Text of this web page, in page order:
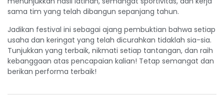
sama tim yang telah dibangun sepanjang tahun.
Jadikan festival ini sebagai ajang pembuktian bahwa setiap
usaha dan keringat yang telah dicurahkan tidaklah sia-sia.
Tunjukkan yang terbaik, nikmati setiap tantangan, dan raih
kebanggaan atas pencapaian kalian! Tetap semangat dan
berikan performa terbaik!